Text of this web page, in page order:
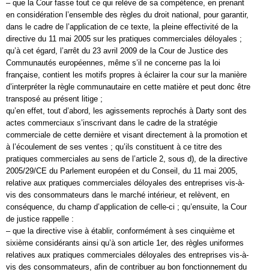
– que la Cour fasse tout ce qui relève de sa compétence, en prenant
en considération l’ensemble des règles du droit national, pour garantir,
dans le cadre de l’application de ce texte, la pleine effectivité de la
directive du 11 mai 2005 sur les pratiques commerciales déloyales ;
qu’à cet égard, l’arrêt du 23 avril 2009 de la Cour de Justice des
Communautés européennes, même s’il ne concerne pas la loi
française, contient les motifs propres à éclairer la cour sur la manière
d’interpréter la règle communautaire en cette matière et peut donc être
transposé au présent litige ;
qu’en effet, tout d’abord, les agissements reprochés à Darty sont des
actes commerciaux s’inscrivant dans le cadre de la stratégie
commerciale de cette dernière et visant directement à la promotion et
à l’écoulement de ses ventes ; qu’ils constituent à ce titre des
pratiques commerciales au sens de l’article 2, sous d), de la directive
2005/29/CE du Parlement européen et du Conseil, du 11 mai 2005,
relative aux pratiques commerciales déloyales des entreprises vis-à-
vis des consommateurs dans le marché intérieur, et relèvent, en
conséquence, du champ d’application de celle-ci ; qu’ensuite, la Cour
de justice rappelle :
– que la directive vise à établir, conformément à ses cinquième et
sixième considérants ainsi qu’à son article 1er, des règles uniformes
relatives aux pratiques commerciales déloyales des entreprises vis-à-
vis des consommateurs, afin de contribuer au bon fonctionnement du